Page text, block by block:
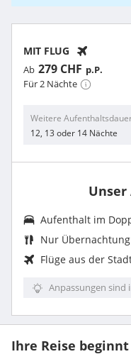
MIT FLUG
Ab 279 CHF p.P.
Für 2 Nächte
Weitere
12, 13 oder 14 Nächte
Unser
Aufenthalt im
Nur
Flüge aus der
Anpassungen
Ihre Reise